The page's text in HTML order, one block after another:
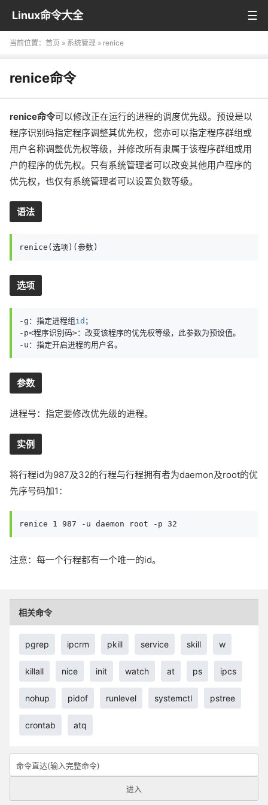
Linux命令大全
当前位置： 首页 » 系统管理 » renice
renice命令
renice命令可以修改正在运行的进程的调度优先级。预设是以
程序识别码指定程序调整其优先权，您亦可以指定程序群组或
用户名称调整优先权等级，并修改所有隶属于该程序群组或用
户的程序的优先权。只有系统管理者可以改变其他用户程序的
优先权，也仅有系统管理者可以设置负数等级。
语法
renice(选项)(参数)
选项
-g：指定进程组 id ；
-p<程序识别码>：改变该程序的优先权等级，此参数为预设值。
-u：指定开启进程的用户名。
参数
进程号：指定要修改优先级的进程。
实例
将行程id为987及32的行程与行程拥有者为daemon及root的优
先序号码加1：
renice 1 987 -u daemon root -p 32
注意：每一个行程都有一个唯一的id。
相关命令
pgrep ipcrm pkill service skill w
killall nice init watch at ps ipcs
nohup pidof runlevel systemctl pstree
crontab atq